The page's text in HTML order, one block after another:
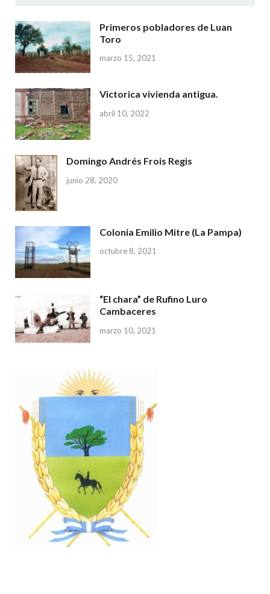
Primeros pobladores de Luan
Toro
marzo 15, 2021
Victorica vivienda antigua.
abril 10, 2022
Domingo Andrés Frois Regis
junio 28, 2020
Colonia Emilio Mitre (La Pampa)
octubre 8, 2021
“El chara” de Rufino Luro
Cambaceres
marzo 10, 2021